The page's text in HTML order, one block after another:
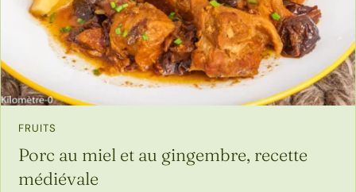
FRUITS
Porc au miel et au gingembre, recette
médiévale